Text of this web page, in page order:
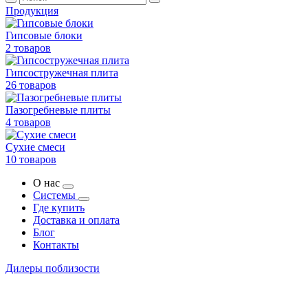
Продукция
Гипсовые блоки
2 товаров
Гипсостружечная плита
26 товаров
Пазогребневые плиты
4 товаров
Сухие смеси
10 товаров
О нас
Системы
Где купить
Доставка и оплата
Блог
Контакты
Дилеры поблизости